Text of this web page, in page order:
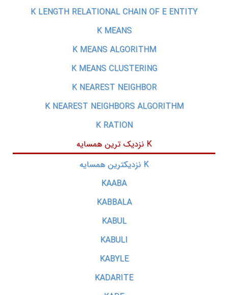
K LENGTH RELATIONAL CHAIN OF E ENTITY
K MEANS
K MEANS ALGORITHM
K MEANS CLUSTERING
K NEAREST NEIGHBOR
K NEAREST NEIGHBORS ALGORITHM
K RATION
K نزدیک ترین همسایه
K نزدیکترین همسایه
KAABA
KABBALA
KABUL
KABULI
KABYLE
KADARITE